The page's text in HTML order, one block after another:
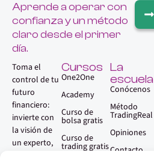
Aprende a operar con
confianza y un método
claro desde el primer
día.
Toma el
control de tu
futuro
financiero:
invierte con
la visión de
un experto,
Cursos
One2One
Academy
Curso de
bolsa gratis
Curso de
trading gratis
La
escuela
Conócenos
Método
TradingReal
Opiniones
Contacto